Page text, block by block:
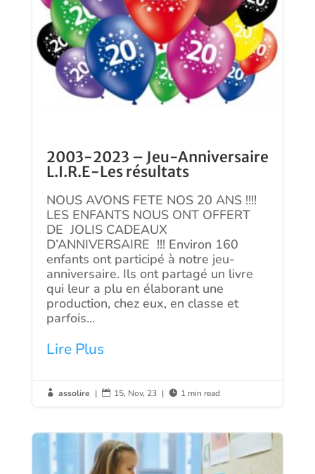
2003-2023 – Jeu-Anniversaire
L.I.R.E-Les résultats
NOUS AVONS FETE NOS 20 ANS !!!!
LES ENFANTS NOUS ONT OFFERT
DE JOLIS CADEAUX
D’ANNIVERSAIRE !!! Environ 160
enfants ont participé à notre jeu-
anniversaire. Ils ont partagé un livre
qui leur a plu en élaborant une
production, chez eux, en classe et
parfois...
Lire Plus
 assolire |  15, Nov, 23 |  1 min read